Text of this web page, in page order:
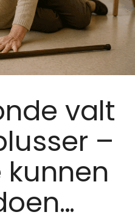
valt
–